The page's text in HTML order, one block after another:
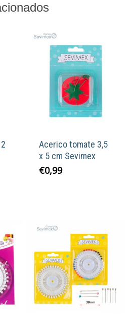
Acerico tomate 3,5
x 5 cm Sevimex
€0,99